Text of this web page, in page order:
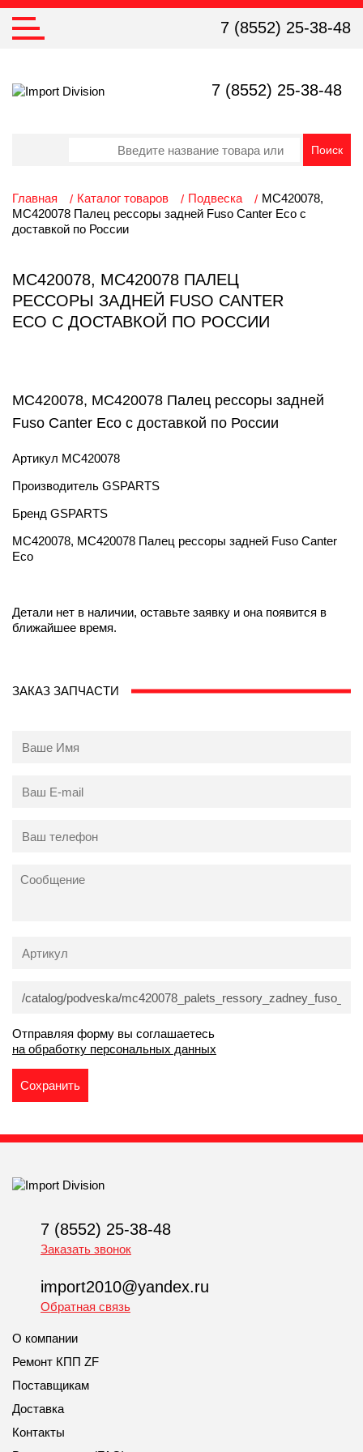
7 (8552) 25-38-48
7 (8552) 25-38-48
Главная Каталог товаров Подвеска
MC420078,
MC420078 Палец рессоры задней Fuso Canter Eco с
доставкой по России
MC420078, MC420078 ПАЛЕЦ
РЕССОРЫ ЗАДНЕЙ FUSO CANTER
ECO С ДОСТАВКОЙ ПО РОССИИ
MC420078, MC420078 Палец рессоры задней
Fuso Canter Eco с доставкой по России
Артикул MC420078
Производитель GSPARTS
Бренд GSPARTS
MC420078, MC420078 Палец рессоры задней Fuso Canter
Eco
Детали нет в наличии, оставьте заявку и она появится в
ближайшее время.
ЗАКАЗ ЗАПЧАСТИ
Отправляя форму вы соглашаетесь
на обработку персональных данных
7 (8552) 25-38-48
Заказать звонок
import2010@yandex.ru
Обратная связь
О компании
Ремонт КПП ZF
Поставщикам
Доставка
Контакты